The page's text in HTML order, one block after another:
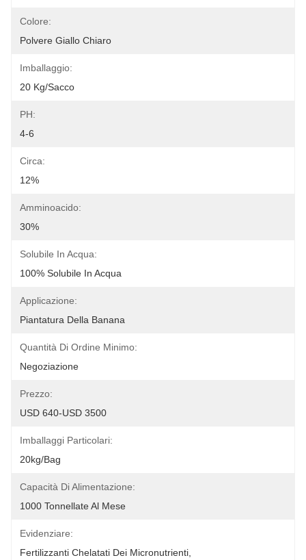
Colore:
Polvere Giallo Chiaro
Imballaggio:
20 Kg/sacco
PH:
4-6
Circa:
12%
Amminoacido:
30%
Solubile In Acqua:
100% Solubile In Acqua
Applicazione:
Piantatura Della Banana
Quantità Di Ordine Minimo:
Negoziazione
Prezzo:
USD 640-USD 3500
Imballaggi Particolari:
20kg/bag
Capacità Di Alimentazione:
1000 Tonnellate Al Mese
Evidenziare:
Fertilizzanti Chelatati Dei Micronutrienti